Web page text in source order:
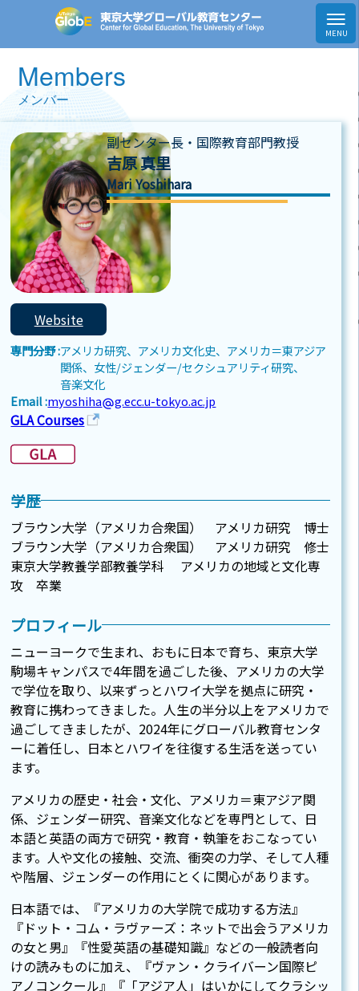
Members
メンバー
Website
副センター長・国際教育部門教授
吉原 真里
Mari Yoshihara
専門分野 :アメリカ研究、アメリカ文化史、アメリカ＝東アジア
関係、女性/ジェンダー/セクシュアリティ研究、
音楽文化
Email :myoshihaalternate_emailg.ecc.u-tokyo.ac.jp
GLA Courses
学歴
ブラウン大学（アメリカ合衆国） アメリカ研究 博士
ブラウン大学（アメリカ合衆国） アメリカ研究 修士
東京大学教養学部教養学科 アメリカの地域と文化専
攻 卒業
プロフィール
ニューヨークで生まれ、おもに日本で育ち、東京大学
駒場キャンパスで4年間を過ごした後、アメリカの大学
で学位を取り、以来ずっとハワイ大学を拠点に研究・
教育に携わってきました。人生の半分以上をアメリカで
過ごしてきましたが、2024年にグローバル教育センタ
ーに着任し、日本とハワイを往復する生活を送ってい
ます。
アメリカの歴史・社会・文化、アメリカ＝東アジア関
係、ジェンダー研究、音楽文化などを専門として、日
本語と英語の両方で研究・教育・執筆をおこなってい
ます。人や文化の接触、交流、衝突の力学、そして人種
や階層、ジェンダーの作用にとくに関心があります。
日本語では、『アメリカの大学院で成功する方法』
『ドット・コム・ラヴァーズ：ネットで出会うアメリカ
の女と男』『性愛英語の基礎知識』などの一般読者向
けの読みものに加え、『ヴァン・クライバーン国際ピ
アノコンクール』『「アジア人」はいかにしてクラシッ